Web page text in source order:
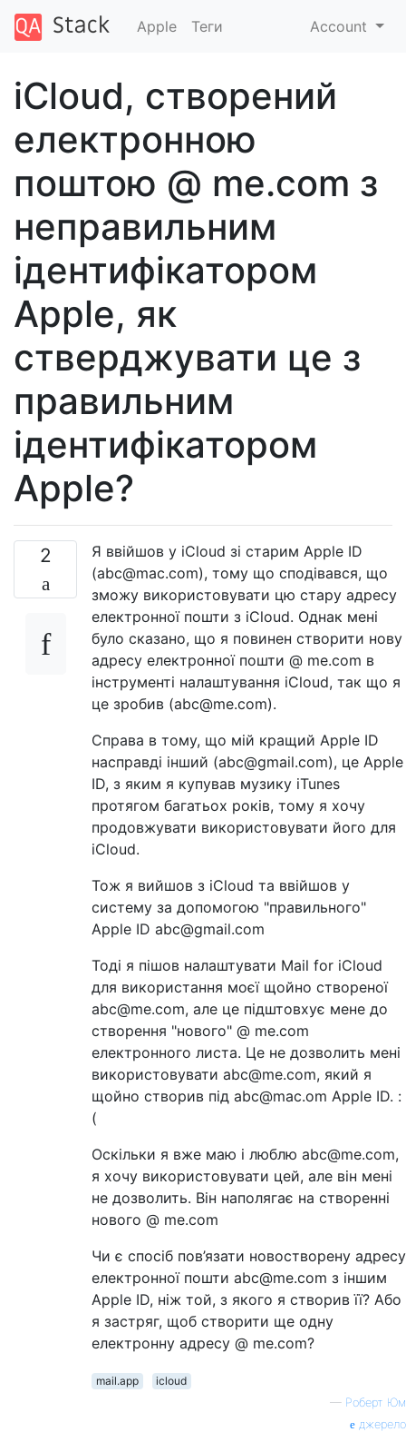
Apple Теги Account
iCloud, створений
електронною
поштою @ me.com з
неправильним
ідентифікатором
Apple, як
стверджувати це з
правильним
ідентифікатором
Apple?
2
Я ввійшов у iCloud зі старим Apple ID
(abc@mac.com), тому що сподівався, що
зможу використовувати цю стару адресу
електронної пошти з iCloud. Однак мені
було сказано, що я повинен створити нову
адресу електронної пошти @ me.com в
інструменті налаштування iCloud, так що я
це зробив (abc@me.com).
Справа в тому, що мій кращий Apple ID
насправді інший (abc@gmail.com), це Apple
ID, з яким я купував музику iTunes
протягом багатьох років, тому я хочу
продовжувати використовувати його для
iCloud.
Тож я вийшов з iCloud та ввійшов у
систему за допомогою "правильного"
Apple ID abc@gmail.com
Тоді я пішов налаштувати Mail for iCloud
для використання моєї щойно створеної
abc@me.com, але це підштовхує мене до
створення "нового" @ me.com
електронного листа. Це не дозволить мені
використовувати abc@me.com, який я
щойно створив під abc@mac.om Apple ID. :
(
Оскільки я вже маю і люблю abc@me.com,
я хочу використовувати цей, але він мені
не дозволить. Він наполягає на створенні
нового @ me.com
Чи є спосіб пов’язати новостворену адресу
електронної пошти abc@me.com з іншим
Apple ID, ніж той, з якого я створив її? Або
я застряг, щоб створити ще одну
електронну адресу @ me.com?
mail.app
icloud
— Роберт Юм
джерело